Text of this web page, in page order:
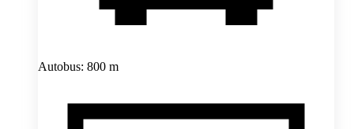
Autobus: 800 m